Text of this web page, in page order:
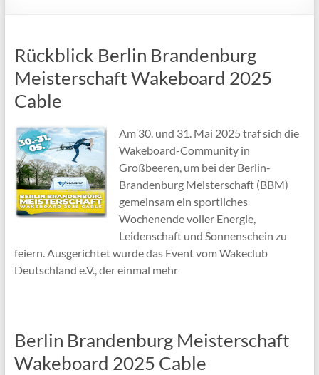
Rückblick Berlin Brandenburg
Meisterschaft Wakeboard 2025
Cable
Am 30. und 31. Mai 2025 traf sich die
Wakeboard-Community in
Großbeeren, um bei der Berlin-
Brandenburg Meisterschaft (BBM)
gemeinsam ein sportliches
Wochenende voller Energie,
Leidenschaft und Sonnenschein zu
feiern. Ausgerichtet wurde das Event vom Wakeclub
Deutschland e.V., der einmal mehr
Berlin Brandenburg Meisterschaft
Wakeboard 2025 Cable